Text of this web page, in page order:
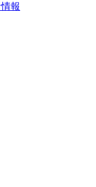
報